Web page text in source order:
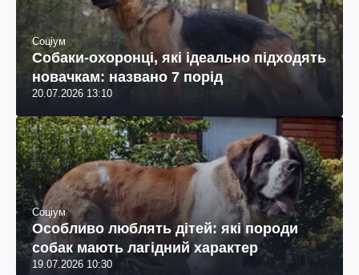
Соціум
Собаки-охоронці, які ідеально підходять
новачкам: названо 7 порід
20.07.2026 13:10
Соціум
Особливо люблять дітей: які породи
собак мають лагідний характер
19.07.2026 10:30